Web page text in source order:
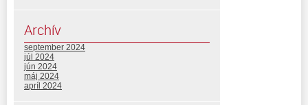
Archív
september 2024
júl 2024
jún 2024
máj 2024
apríl 2024